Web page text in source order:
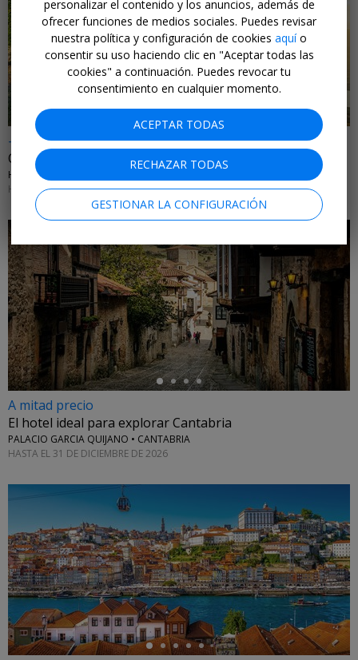
←
-25%
Oasis de relax frente a lago en el Prepirineo catalán
HOTEL TERRADETS • CATALUÑA
HASTA EL 31 DE AGOSTO DE 2026
←
A mitad precio
El hotel ideal para explorar Cantabria
PALACIO GARCIA QUIJANO • CANTABRIA
HASTA EL 31 DE DICIEMBRE DE 2026
←
personalizar el contenido y los anuncios, además de
ofrecer funciones de medios sociales. Puedes revisar
nuestra política y configuración de cookies aquío
consentir su uso haciendo clic en "Aceptar todas las
cookies" a continuación. Puedes revocar tu
consentimiento en cualquier momento.
ACEPTAR TODAS
RECHAZAR TODAS
GESTIONAR LA CONFIGURACIÓN